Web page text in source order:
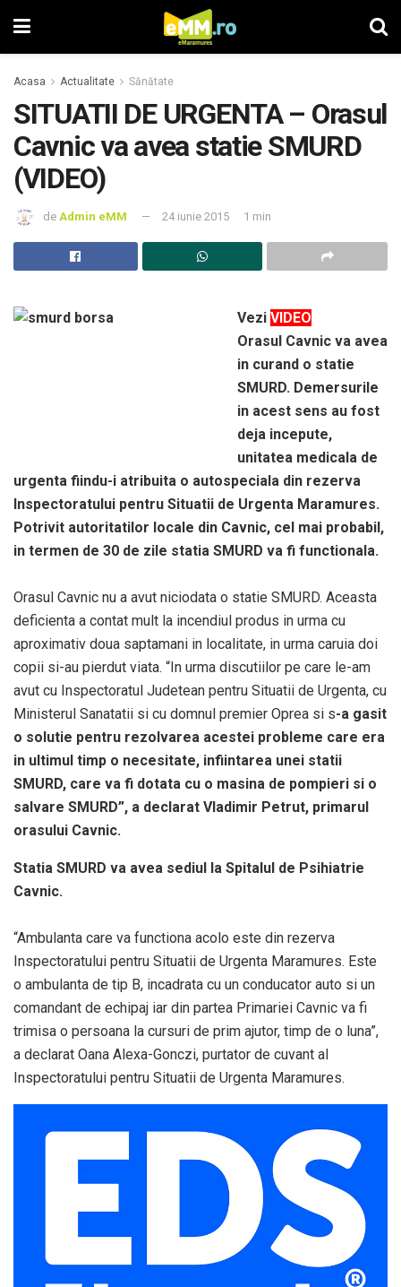
Acasa Actualitate Sănătate
SITUATII DE URGENTA – Orasul
Cavnic va avea statie SMURD
(VIDEO)
de Admin eMM 24 iunie 2015 1 min
Vezi VIDEO
Orasul Cavnic va avea
in curand o statie
SMURD. Demersurile
in acest sens au fost
deja incepute,
unitatea medicala de
urgenta fiindu-i atribuita o autospeciala din rezerva
Inspectoratului pentru Situatii de Urgenta Maramures.
Potrivit autoritatilor locale din Cavnic, cel mai probabil,
in termen de 30 de zile statia SMURD va fi functionala.
Orasul Cavnic nu a avut niciodata o statie SMURD. Aceasta
deficienta a contat mult la incendiul produs in urma cu
aproximativ doua saptamani in localitate, in urma caruia doi
copii si-au pierdut viata. “In urma discutiilor pe care le-am
avut cu Inspectoratul Judetean pentru Situatii de Urgenta, cu
Ministerul Sanatatii si cu domnul premier Oprea si s-a gasit
o solutie pentru rezolvarea acestei probleme care era
in ultimul timp o necesitate, infiintarea unei statii
SMURD, care va fi dotata cu o masina de pompieri si o
salvare SMURD”, a declarat Vladimir Petrut, primarul
orasului Cavnic.
Statia SMURD va avea sediul la Spitalul de Psihiatrie
Cavnic.
“Ambulanta care va functiona acolo este din rezerva
Inspectoratului pentru Situatii de Urgenta Maramures. Este
o ambulanta de tip B, incadrata cu un conducator auto si un
comandant de echipaj iar din partea Primariei Cavnic va fi
trimisa o persoana la cursuri de prim ajutor, timp de o luna”,
a declarat Oana Alexa-Gonczi, purtator de cuvant al
Inspectoratului pentru Situatii de Urgenta Maramures.